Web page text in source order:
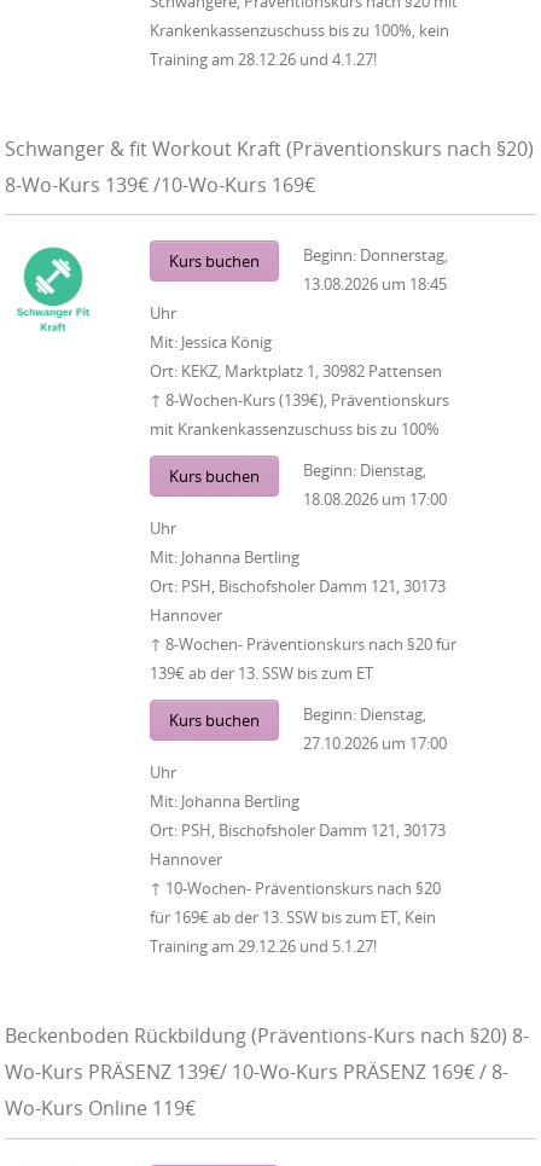
Krankenkassenzuschuss bis zu 100%, kein
Training am 28.12.26 und 4.1.27!
Schwanger & fit Workout Kraft (Präventionskurs nach §20)
8-Wo-Kurs 139€ /10-Wo-Kurs 169€
Kurs buchen Beginn: Donnerstag,
13.08.2026 um 18:45
Uhr
Mit: Jessica König
Ort: KEKZ, Marktplatz 1, 30982 Pattensen
↑ 8-Wochen-Kurs (139€), Präventionskurs
mit Krankenkassenzuschuss bis zu 100%
Kurs buchen Beginn: Dienstag,
18.08.2026 um 17:00
Uhr
Mit: Johanna Bertling
Ort: PSH, Bischofsholer Damm 121, 30173
Hannover
↑ 8-Wochen- Präventionskurs nach §20 für
139€ ab der 13. SSW bis zum ET
Kurs buchen Beginn: Dienstag,
27.10.2026 um 17:00
Uhr
Mit: Johanna Bertling
Ort: PSH, Bischofsholer Damm 121, 30173
Hannover
↑ 10-Wochen- Präventionskurs nach §20
für 169€ ab der 13. SSW bis zum ET, Kein
Training am 29.12.26 und 5.1.27!
Beckenboden Rückbildung (Präventions-Kurs nach §20) 8-
Wo-Kurs PRÄSENZ 139€/ 10-Wo-Kurs PRÄSENZ 169€ / 8-
Wo-Kurs Online 119€